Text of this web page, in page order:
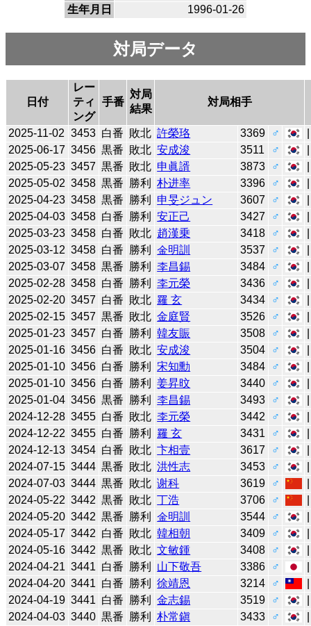
生年月日
1996-01-26
対局データ
日付
レー
ティ
ング
手番
対局
結果
対局相手
2025-11-02 3453 白番 敗北 許榮珞 3369 ♂
2025-06-17 3456 黒番 敗北 安成浚 3511 ♂
2025-05-23 3457 黒番 敗北 申眞諝 3873 ♂
2025-05-02 3458 黒番 勝利 朴进率 3396 ♂
2025-04-23 3458 黒番 勝利 申旻ジュン 3607 ♂
2025-04-03 3458 白番 勝利 安正己 3427 ♂
2025-03-23 3458 白番 敗北 趙漢乗 3418 ♂
2025-03-12 3458 白番 勝利 金明訓 3537 ♂
2025-03-07 3458 黒番 勝利 李昌錫 3484 ♂
2025-02-28 3458 白番 勝利 李元榮 3436 ♂
2025-02-20 3457 白番 敗北 羅 玄 3434 ♂
2025-02-15 3457 黒番 敗北 金庭賢 3526 ♂
2025-01-23 3457 白番 勝利 韓友賑 3508 ♂
2025-01-16 3456 白番 敗北 安成浚 3504 ♂
2025-01-10 3456 白番 勝利 宋知勳 3484 ♂
2025-01-10 3456 白番 勝利 姜昇旼 3440 ♂
2025-01-04 3456 黒番 勝利 李昌錫 3493 ♂
2024-12-28 3455 白番 敗北 李元榮 3442 ♂
2024-12-22 3455 白番 勝利 羅 玄 3431 ♂
2024-12-13 3454 白番 敗北 卞相壹 3617 ♂
2024-07-15 3444 黒番 敗北 洪性志 3453 ♂
2024-07-03 3444 黒番 敗北 谢科 3619 ♂
2024-05-22 3442 黒番 敗北 丁浩 3706 ♂
2024-05-20 3442 黒番 勝利 金明訓 3544 ♂
2024-05-17 3442 白番 敗北 韓相朝 3409 ♂
2024-05-16 3442 黒番 敗北 文敏鍾 3408 ♂
2024-04-21 3441 白番 勝利 山下敬吾 3386 ♂
2024-04-20 3441 白番 勝利 徐靖恩 3214 ♂
2024-04-19 3441 白番 勝利 金志錫 3519 ♂
2024-04-03 3440 黒番 勝利 朴常鎭 3433 ♂